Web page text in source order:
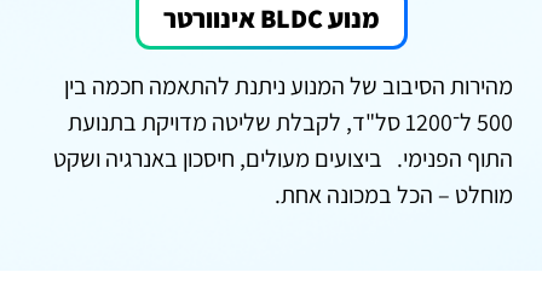
מנוע BLDC אינוורטר
מהירות הסיבוב של המנוע ניתנת להתאמה חכמה בין
500 ל־1200 סל"ד, לקבלת שליטה מדויקת בתנועת
התוף הפנימי. ביצועים מעולים, חיסכון באנרגיה ושקט
מוחלט – הכל במכונה אחת.